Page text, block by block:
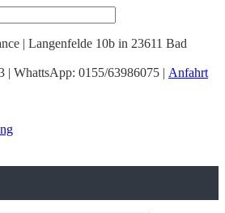
| Langenfelde 10b in 23611 Bad
| WhattsApp: 0155/63986075 | Anfahrt